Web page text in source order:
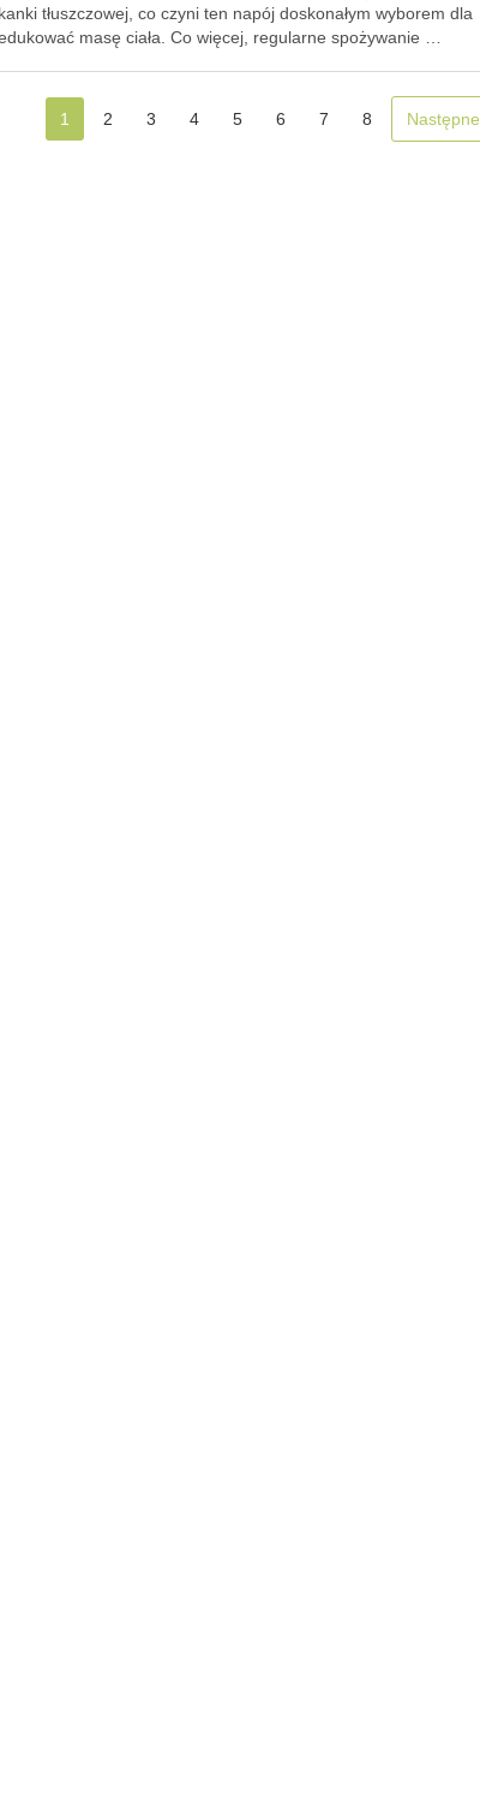
tłuszczowej, co czyni ten napój doskonałym wyborem dla
masę ciała. Co więcej, regularne spożywanie …
1 2 3 4 5 6 7 8 Następne